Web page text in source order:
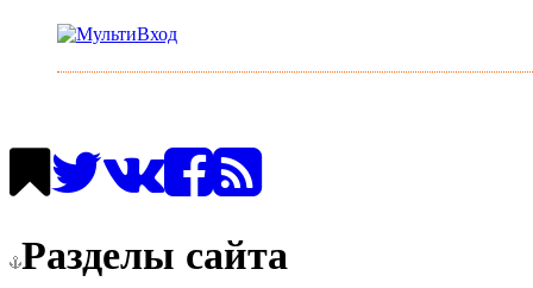
Разделы сайта